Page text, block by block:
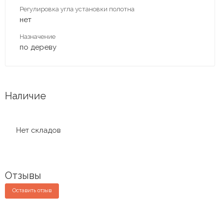
Регулировка угла установки полотна
нет
Назначение
по дереву
Наличие
Нет складов
Отзывы
Оставить отзыв